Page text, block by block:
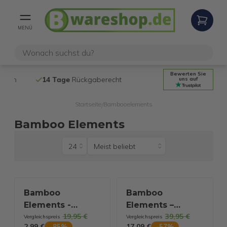
MENÜ
14 TageRückgaberecht
Bewerten Sie
uns auf
Startseite/ Bambooelements
Bamboo Elements
Bamboo
Elements -
Menstruationsunterwäsche
Vergleichspreis 19,95 €
Bamboo
Elements –
Herren-Poloshirt
Vergleichspreis 39,95 €